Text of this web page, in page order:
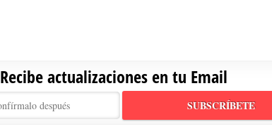
Recibe actualizaciones en tu Email